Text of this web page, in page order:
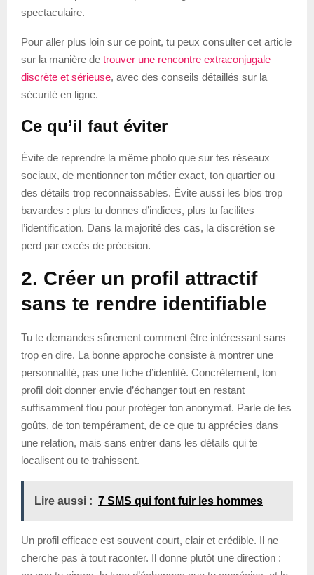
spectaculaire.
Pour aller plus loin sur ce point, tu peux consulter cet article
sur la manière de trouver une rencontre extraconjugale
discrète et sérieuse, avec des conseils détaillés sur la
sécurité en ligne.
Ce qu’il faut éviter
Évite de reprendre la même photo que sur tes réseaux
sociaux, de mentionner ton métier exact, ton quartier ou
des détails trop reconnaissables. Évite aussi les bios trop
bavardes : plus tu donnes d’indices, plus tu facilites
l’identification. Dans la majorité des cas, la discrétion se
perd par excès de précision.
2. Créer un profil attractif
sans te rendre identifiable
Tu te demandes sûrement comment être intéressant sans
trop en dire. La bonne approche consiste à montrer une
personnalité, pas une fiche d’identité. Concrètement, ton
profil doit donner envie d’échanger tout en restant
suffisamment flou pour protéger ton anonymat. Parle de tes
goûts, de ton tempérament, de ce que tu apprécies dans
une relation, mais sans entrer dans les détails qui te
localisent ou te trahissent.
Lire aussi : 7 SMS qui font fuir les hommes
Un profil efficace est souvent court, clair et crédible. Il ne
cherche pas à tout raconter. Il donne plutôt une direction :